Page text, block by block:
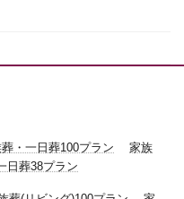
・一日葬100プラン
家族
日葬38プラン